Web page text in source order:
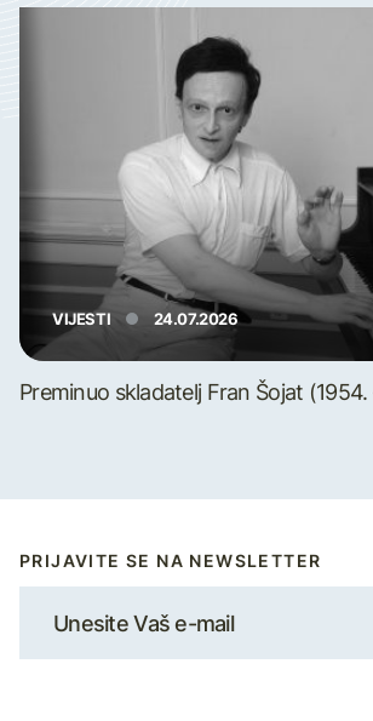
VIJESTI 24.07.2026
Preminuo skladatelj Fran Šojat
PRIJAVITE SE NA NEWSLETTER